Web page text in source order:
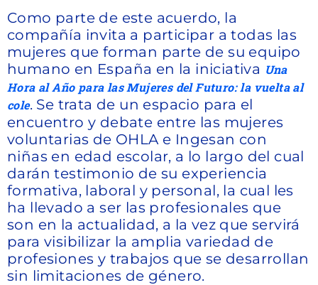
Como parte de este acuerdo, la
compañía invita a participar a todas las
mujeres que forman parte de su equipo
humano en España en la iniciativa Una
Hora al Año para las Mujeres del Futuro: la vuelta al
cole. Se trata de un espacio para el
encuentro y debate entre las mujeres
voluntarias de OHLA e Ingesan con
niñas en edad escolar, a lo largo del cual
darán testimonio de su experiencia
formativa, laboral y personal, la cual les
ha llevado a ser las profesionales que
son en la actualidad, a la vez que servirá
para visibilizar la amplia variedad de
profesiones y trabajos que se desarrollan
sin limitaciones de género.